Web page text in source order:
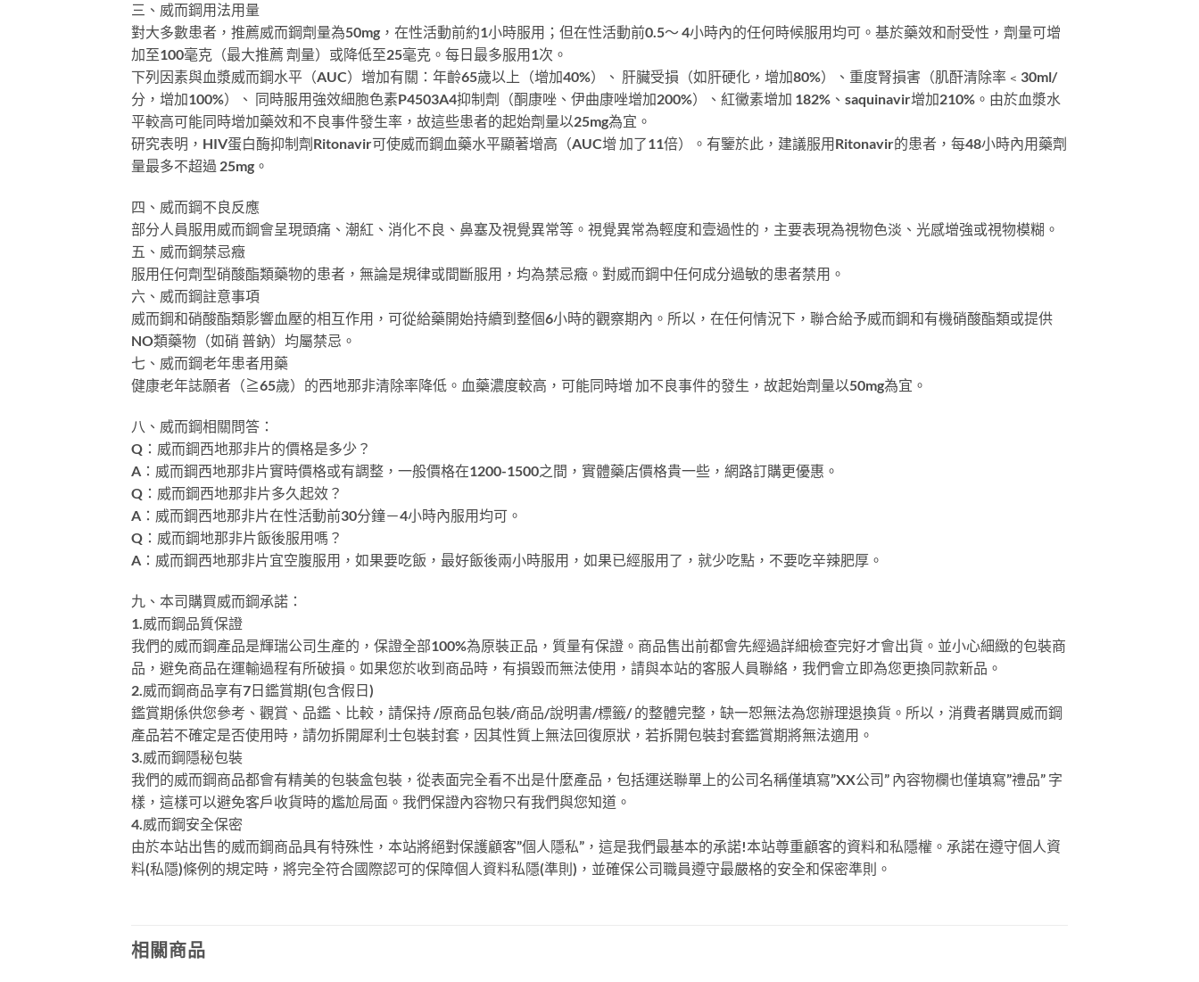
三、威而鋼用法用量
對大多數患者，推薦威而鋼劑量為50mg，在性活動前約1小時服用；但在性活動前0.5～ 4小時內的任何時候服用均可。基於藥效和耐受性，劑量可增
加至100毫克（最大推薦 劑量）或降低至25毫克。每日最多服用1次。
下列因素與血漿威而鋼水平（AUC）增加有關：年齡65歲以上（增加40%）、 肝臟受損（如肝硬化，增加80%）、重度腎損害（肌酐清除率﹤30ml/
分，增加100%）、 同時服用強效細胞色素P4503A4抑制劑（酮康唑、伊曲康唑增加200%）、紅黴素增加 182%、saquinavir增加210%。由於血漿水
平較高可能同時增加藥效和不良事件發生率，故這些患者的起始劑量以25mg為宜。
研究表明，HIV蛋白酶抑制劑Ritonavir可使威而鋼血藥水平顯著增高（AUC增 加了11倍）。有鑒於此，建議服用Ritonavir的患者，每48小時內用藥劑
量最多不超過 25mg。
四、威而鋼不良反應
部分人員服用威而鋼會呈現頭痛、潮紅、消化不良、鼻塞及視覺異常等。視覺異常為輕度和壹過性的，主要表現為視物色淡、光感增強或視物模糊。
五、威而鋼禁忌癥
服用任何劑型硝酸酯類藥物的患者，無論是規律或間斷服用，均為禁忌癥。對威而鋼中任何成分過敏的患者禁用。
六、威而鋼註意事項
威而鋼和硝酸酯類影響血壓的相互作用，可從給藥開始持續到整個6小時的觀察期內。所以，在任何情況下，聯合給予威而鋼和有機硝酸酯類或提供
NO類藥物（如硝 普鈉）均屬禁忌。
七、威而鋼老年患者用藥
健康老年誌願者（≧65歲）的西地那非清除率降低。血藥濃度較高，可能同時增 加不良事件的發生，故起始劑量以50mg為宜。
八、威而鋼相關問答：
Q：威而鋼西地那非片的價格是多少？
A：威而鋼西地那非片實時價格或有調整，一般價格在1200-1500之間，實體藥店價格貴一些，網路訂購更優惠。
Q：威而鋼西地那非片多久起效？
A：威而鋼西地那非片在性活動前30分鐘－4小時內服用均可。
Q：威而鋼地那非片飯後服用嗎？
A：威而鋼西地那非片宜空腹服用，如果要吃飯，最好飯後兩小時服用，如果已經服用了，就少吃點，不要吃辛辣肥厚。
九、本司購買威而鋼承諾：
1.威而鋼品質保證
我們的威而鋼產品是輝瑞公司生產的，保證全部100%為原裝正品，質量有保證。商品售出前都會先經過詳細檢查完好才會出貨。並小心細緻的包裝商
品，避免商品在運輸過程有所破損。如果您於收到商品時，有損毀而無法使用，請與本站的客服人員聯絡，我們會立即為您更換同款新品。
2.威而鋼商品享有7日鑑賞期(包含假日)
鑑賞期係供您參考、觀賞、品鑑、比較，請保持 /原商品包裝/商品/說明書/標籤/ 的整體完整，缺一恕無法為您辦理退換貨。所以，消費者購買威而鋼
產品若不確定是否使用時，請勿拆開犀利士包裝封套，因其性質上無法回復原狀，若拆開包裝封套鑑賞期將無法適用。
3.威而鋼隱秘包裝
我們的威而鋼商品都會有精美的包裝盒包裝，從表面完全看不出是什麼產品，包括運送聯單上的公司名稱僅填寫”XX公司” 內容物欄也僅填寫”禮品” 字
樣，這樣可以避免客戶收貨時的尷尬局面。我們保證內容物只有我們與您知道。
4.威而鋼安全保密
由於本站出售的威而鋼商品具有特殊性，本站將絕對保護顧客”個人隱私”，這是我們最基本的承諾!本站尊重顧客的資料和私隱權。承諾在遵守個人資
料(私隱)條例的規定時，將完全符合國際認可的保障個人資料私隱(準則)，並確保公司職員遵守最嚴格的安全和保密準則。
相關商品